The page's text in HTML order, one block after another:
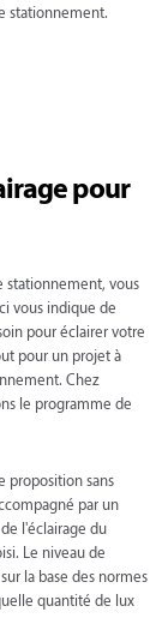
stationnement.
pour
stationnement, vous
vous indique de
pour éclairer votre
pour un projet à
Chez
le programme de
proposition sans
par un
l'éclairage du
Le niveau de
la base des normes
quantité de lux